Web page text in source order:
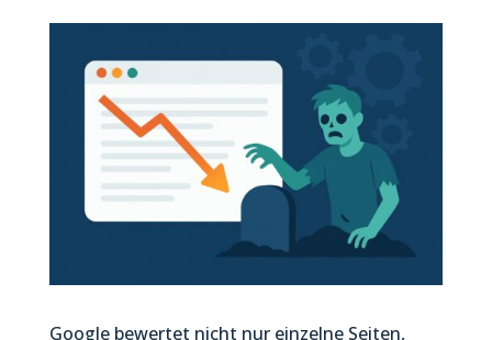
Google bewertet nicht nur einzelne Seiten,